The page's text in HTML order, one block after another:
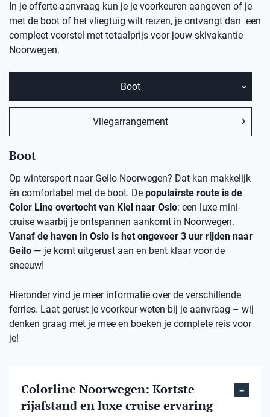
In je offerte-aanvraag kun je je voorkeuren aangeven of je
met de boot of het vliegtuig wilt reizen, je ontvangt dan een
compleet voorstel met totaalprijs voor jouw skivakantie
Noorwegen.
Boot
Vliegarrangement
Boot
Op wintersport naar Geilo Noorwegen? Dat kan makkelijk
én comfortabel met de boot. De populairste route is de
Color Line overtocht van Kiel naar Oslo: een luxe mini-
cruise waarbij je ontspannen aankomt in Noorwegen.
Vanaf de haven in Oslo is het ongeveer 3 uur rijden naar
Geilo — je komt uitgerust aan en bent klaar voor de
sneeuw!
Hieronder vind je meer informatie over de verschillende
ferries. Laat gerust je voorkeur weten bij je aanvraag – wij
denken graag met je mee en boeken je complete reis voor
je!
Colorline Noorwegen: Kortste
rijafstand en luxe cruise ervaring